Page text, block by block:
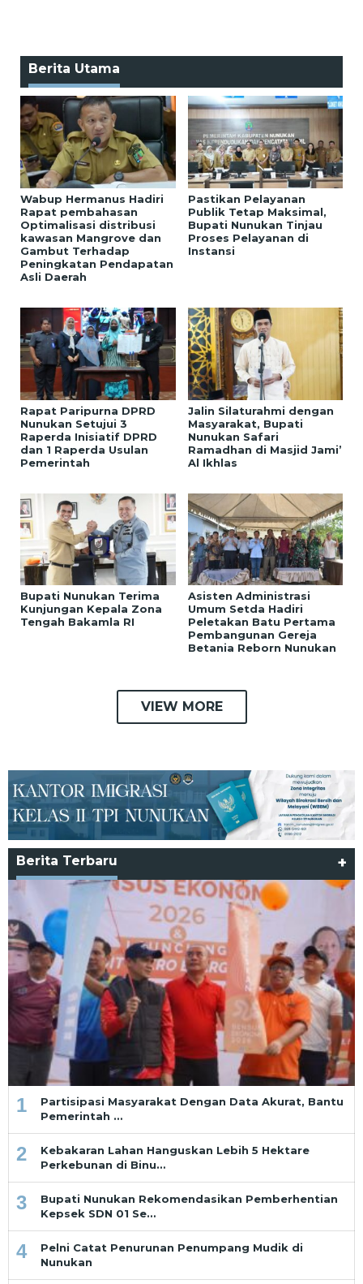
Berita Utama
Wabup Hermanus Hadiri
Rapat pembahasan
Optimalisasi distribusi
kawasan Mangrove dan
Gambut Terhadap
Peningkatan Pendapatan
Asli Daerah
Pastikan Pelayanan
Publik Tetap Maksimal,
Bupati Nunukan Tinjau
Proses Pelayanan di
Instansi
Rapat Paripurna DPRD
Nunukan Setujui 3
Raperda Inisiatif DPRD
dan 1 Raperda Usulan
Pemerintah
Jalin Silaturahmi dengan
Masyarakat, Bupati
Nunukan Safari
Ramadhan di Masjid Jami’
Al Ikhlas
Bupati Nunukan Terima
Kunjungan Kepala Zona
Tengah Bakamla RI
Asisten Administrasi
Umum Setda Hadiri
Peletakan Batu Pertama
Pembangunan Gereja
Betania Reborn Nunukan
VIEW MORE
Berita Terbaru +
1
Partisipasi Masyarakat Dengan Data Akurat, Bantu
Pemerintah …
2
Kebakaran Lahan Hanguskan Lebih 5 Hektare
Perkebunan di Binu…
3
Bupati Nunukan Rekomendasikan Pemberhentian
Kepsek SDN 01 Se…
4
Pelni Catat Penurunan Penumpang Mudik di
Nunukan